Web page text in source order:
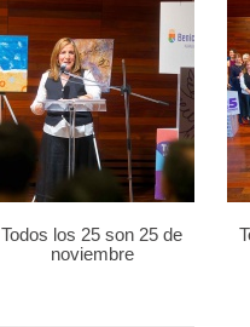
Todos los 25 son 25 de
noviembre